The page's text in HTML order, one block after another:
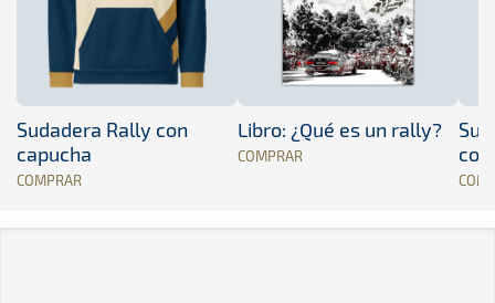
Sudadera Rally con
capucha
COMPRAR
Libro: ¿Qué es un rally?
COMPRAR